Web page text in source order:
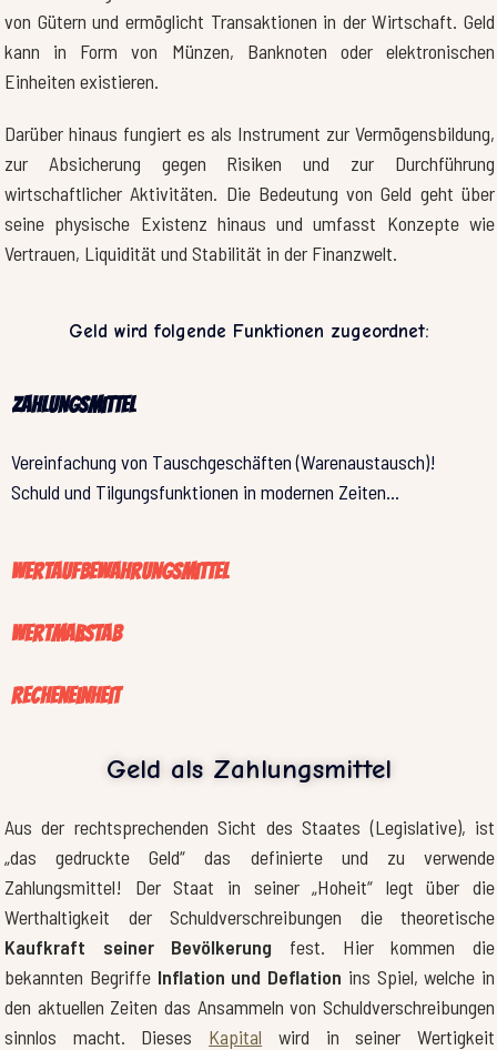
von Gütern und ermöglicht Transaktionen in der Wirtschaft. Geld
kann in Form von Münzen, Banknoten oder elektronischen
Einheiten existieren.
Darüber hinaus fungiert es als Instrument zur Vermögensbildung,
zur Absicherung gegen Risiken und zur Durchführung
wirtschaftlicher Aktivitäten. Die Bedeutung von Geld geht über
seine physische Existenz hinaus und umfasst Konzepte wie
Vertrauen, Liquidität und Stabilität in der Finanzwelt.
Geld wird folgende Funktionen zugeordnet:
Zahlungsmittel
Vereinfachung von Tauschgeschäften (Warenaustausch)!
Schuld und Tilgungsfunktionen in modernen Zeiten…
Wertaufbewahrungsmittel
Wertmaßstab
Recheneinheit
Geld als Zahlungsmittel
Aus der rechtsprechenden Sicht des Staates (Legislative), ist
„das gedruckte Geld“ das definierte und zu verwende
Zahlungsmittel! Der Staat in seiner „Hoheit“ legt über die
Werthaltigkeit der Schuldverschreibungen die theoretische
Kaufkraft seiner Bevölkerung fest. Hier kommen die
bekannten Begriffe Inflation und Deflation ins Spiel, welche in
den aktuellen Zeiten das Ansammeln von Schuldverschreibungen
sinnlos macht. Dieses Kapital wird in seiner Wertigkeit